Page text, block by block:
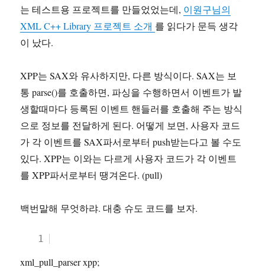
는 테스트용 프로젝트를 만들었었는데, 이원구님의
XML C++ Library 프로젝트 소개 를 읽다가 문득 생각
이 났다.
XPP는 SAX와 유사하지만, 다른 방식이다. SAX는 보
통 parse()를 호출하면, 파싱을 수행하면서 이벤트가 발
생할때마다 등록된 이벤트 핸들러를 호출해 주는 방식
으로 정보를 전달하게 된다. 어떻게 보면, 사용자 코드
가 각 이벤트를 SAX파서로부터 push받는다고 볼 수도
있다. XPP는 이와는 다르게 사용자 코드가 각 이벤트
를 XPP파서로부터 땡겨온다. (pull)
백번말해 무엇하랴. 대충 슈도 코드를 보자.
1
xml_pull_parser xpp;